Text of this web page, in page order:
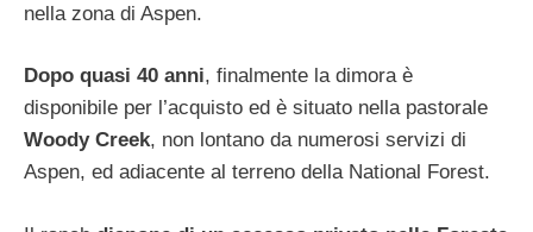
nella zona di Aspen.
Dopo quasi 40 anni, finalmente la dimora è
disponibile per l’acquisto ed è situato nella pastorale
Woody Creek, non lontano da numerosi servizi di
Aspen, ed adiacente al terreno della National Forest.